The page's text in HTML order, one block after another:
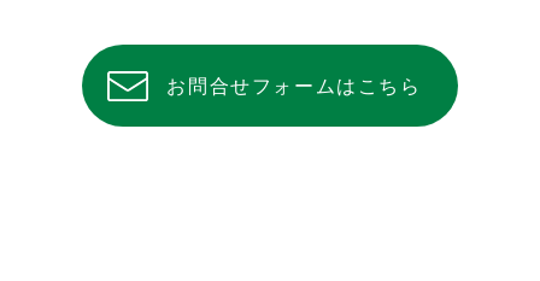
お問合せフォームはこちら